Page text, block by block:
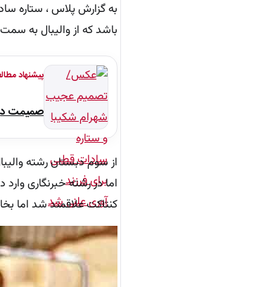
باشد که از والیبال به
پیشنهاد
صمیمت
از سوم دبستان رشته
کنتاکت علاقمند شد اما